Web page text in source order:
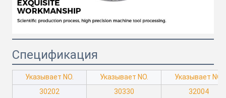
Спецификация
Указывает NO. Указывает NO.
Указывает NO.
30202
30330
32004